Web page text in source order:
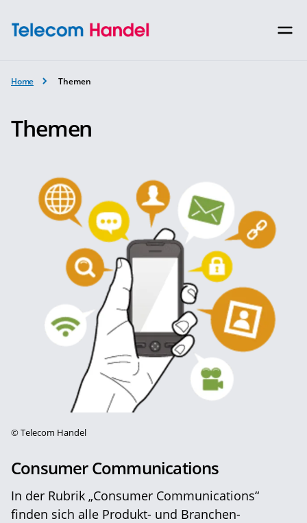
Home Themen
Themen
©Telecom Handel
Consumer Communications
In der Rubrik „Consumer Communications“
finden sich alle Produkt- und Branchen-